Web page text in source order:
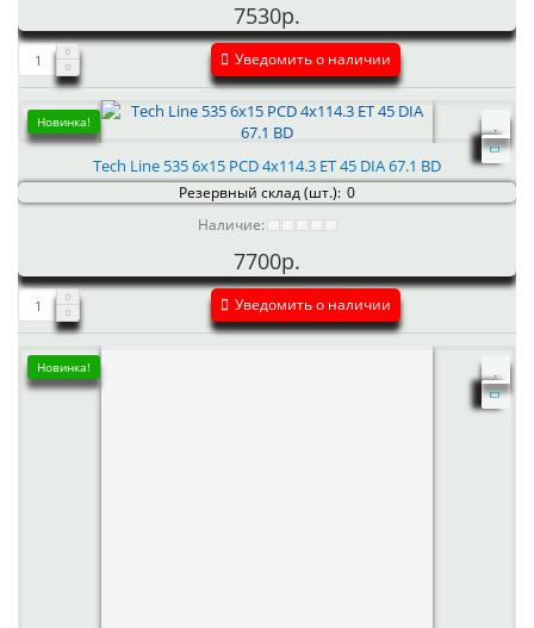
7530р.
Уведомить о наличии
Новинка!
Tech Line 535 6x15 PCD 4x114.3 ET 45 DIA 67.1 BD
Резервный склад (шт.): 0
Наличие:
7700р.
Уведомить о наличии
Новинка!